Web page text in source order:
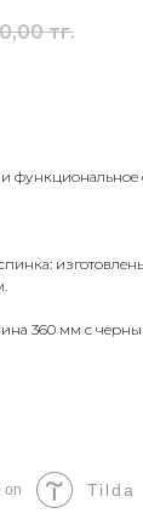
тг.
функциональное
360 мм с
on Tilda